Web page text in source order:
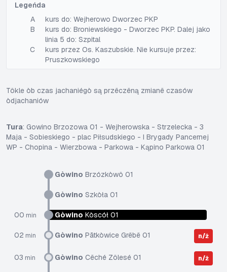
Gòwino Brzózkòwô 01
Gòwino Szkòła 01
00 min Gòwino Kòscół 01
02 min Gòwino Pãtkòwice Grëbë 01 n/ż
03 min Gòwino Cëché Zôlesé 01 n/ż
Legeńda
A
kurs do: Wejherowo Dworzec PKP
B
kurs do: Broniewskiego - Dworzec PKP. Dalej jako
linia 5 do: Szpital
C
kurs przez Os. Kaszubskie. Nie kursuje przez:
Pruszkowskiego
Tôkle òb czas jachaniégò są przëczëną zmianë czasów
òdjachaniów
Tura: Gowino Brzozowa 01 - Wejherowska - Strzelecka - 3
Maja - Sobieskiego - plac Piłsudskiego - I Brygady Pancernej
WP - Chopina - Wierzbowa - Parkowa - Kąpino Parkowa 01